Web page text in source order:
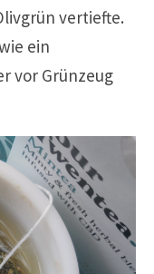
vertiefte.
ein
vor Grünzeug